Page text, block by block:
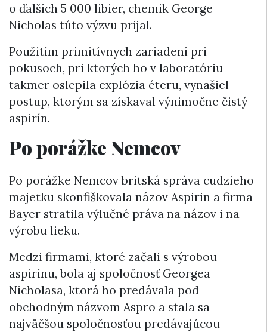
o ďalších 5 000 libier, chemik George
Nicholas túto výzvu prijal.
Použitím primitívnych zariadení pri
pokusoch, pri ktorých ho v laboratóriu
takmer oslepila explózia éteru, vynašiel
postup, ktorým sa získaval výnimočne čistý
aspirín.
Po porážke Nemcov
Po porážke Nemcov britská správa cudzieho
majetku skonfiškovala názov Aspirin a firma
Bayer stratila výlučné práva na názov i na
výrobu lieku.
Medzi firmami, ktoré začali s výrobou
aspirínu, bola aj spoločnosť Georgea
Nicholasa, ktorá ho predávala pod
obchodným názvom Aspro a stala sa
najväčšou spoločnosťou predávajúcou